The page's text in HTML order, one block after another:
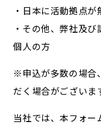
・日本に活動拠点
・その他、弊社及
個人の方
※申込が多数の場合
だく場合がございま
当社では、本フォ